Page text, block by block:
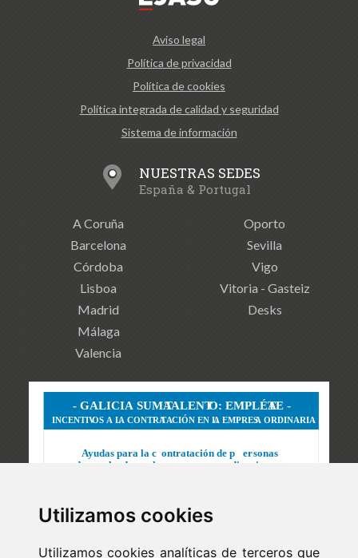
Utilizamos cookies
Utilizamos cookies analíticas de terceros que
Aviso legal
Política de privacidad
Política de cookies
Política integrada de calidad y seguridad
Sistema de información
NUESTRAS SEDES
España & Portugal
A Coruña
Barcelona
Córdoba
Lisboa
Madrid
Málaga
Valencia
Oporto
Sevilla
Vigo
Vitoria - Gasteiz
Desks